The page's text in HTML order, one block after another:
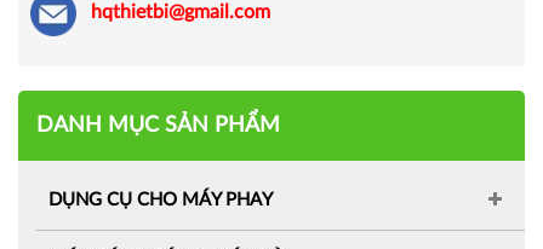
hqthietbi@gmail.com
DANH MỤC SẢN PHẨM
DỤNG CỤ CHO MÁY PHAY